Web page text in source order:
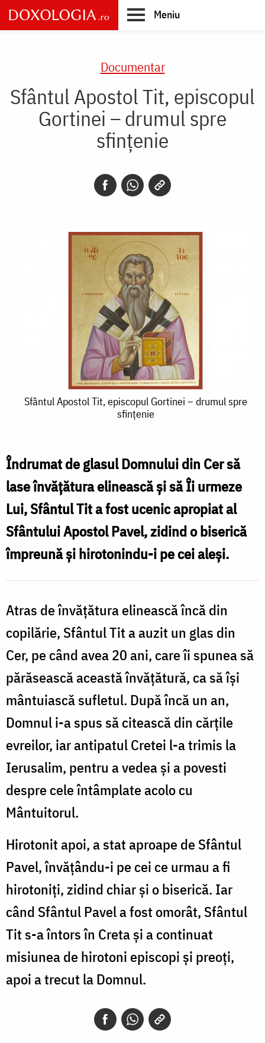
Skip
to
main
Meniu
Documentar
Sfântul Apostol Tit, episcopul
Gortinei – drumul spre
sfințenie
Sfântul
episcopul
Gortinei
–
drumul
sfințenie
Sfântul Apostol Tit, episcopul Gortinei – drumul spre
sfințenie
Îndrumat de glasul Domnului din Cer să
lase învățătura elinească și să Îi urmeze
Lui, Sfântul Tit a fost ucenic apropiat al
Sfântului Apostol Pavel, zidind o biserică
împreună și hirotonindu-i pe cei aleși.
Atras de învățătura elinească încă din
copilărie, Sfântul Tit a auzit un glas din
Cer, pe când avea 20 ani, care îi spunea să
părăsească această învățătură, ca să își
mântuiască sufletul. După încă un an,
Domnul i-a spus să citească din cărțile
evreilor, iar antipatul Cretei l-a trimis la
Ierusalim, pentru a vedea și a povesti
despre cele întâmplate acolo cu
Mântuitorul.
Hirotonit apoi, a stat aproape de Sfântul
Pavel, învățându-i pe cei ce urmau a fi
hirotoniți, zidind chiar și o biserică. Iar
când Sfântul Pavel a fost omorât, Sfântul
Tit s-a întors în Creta și a continuat
misiunea de hirotoni episcopi și preoți,
apoi a trecut la Domnul.